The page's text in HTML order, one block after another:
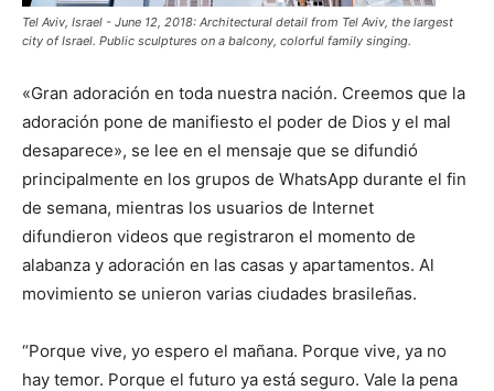
Tel Aviv, Israel - June 12, 2018: Architectural detail from Tel Aviv, the largest
city of Israel. Public sculptures on a balcony, colorful family singing.
«Gran adoración en toda nuestra nación. Creemos que la
adoración pone de manifiesto el poder de Dios y el mal
desaparece», se lee en el mensaje que se difundió
principalmente en los grupos de WhatsApp durante el fin
de semana, mientras los usuarios de Internet
difundieron videos que registraron el momento de
alabanza y adoración en las casas y apartamentos. Al
movimiento se unieron varias ciudades brasileñas.
“Porque vive, yo espero el mañana. Porque vive, ya no
hay temor. Porque el futuro ya está seguro. Vale la pena